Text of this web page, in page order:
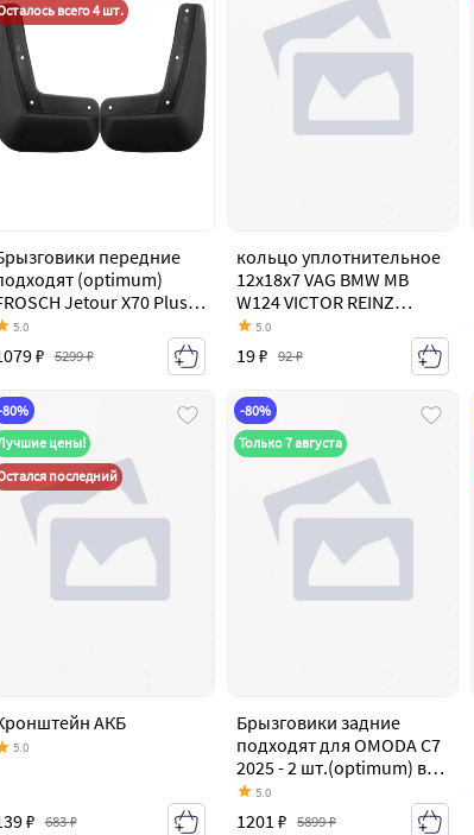
всего 4 шт.
передние
(optimum)
Jetour X70 Plus
2026)
5.0
₽ 5299 ₽
кольцо уплотнительное
12x18x7 VAG BMW MB
W124 VICTOR REINZ
417103200
5.0
19 ₽ 92 ₽
цены!
последний
АКБ
5.0
₽ 683 ₽
-80%
Только 7 августа
Брызговики задние
подходят для OMODA C7
2025 - 2 шт.(optimum) в
пакете Омода OMODA
5.0
1201 ₽ 5899 ₽